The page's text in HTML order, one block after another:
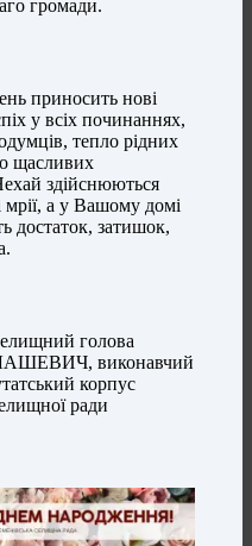
громади.
приносить нові
у всіх починаннях,
тепло рідних
щасливих
здійснюються
мрії, а у Вашому домі
достаток, затишок,
голова
виконавчий
корпус
ради